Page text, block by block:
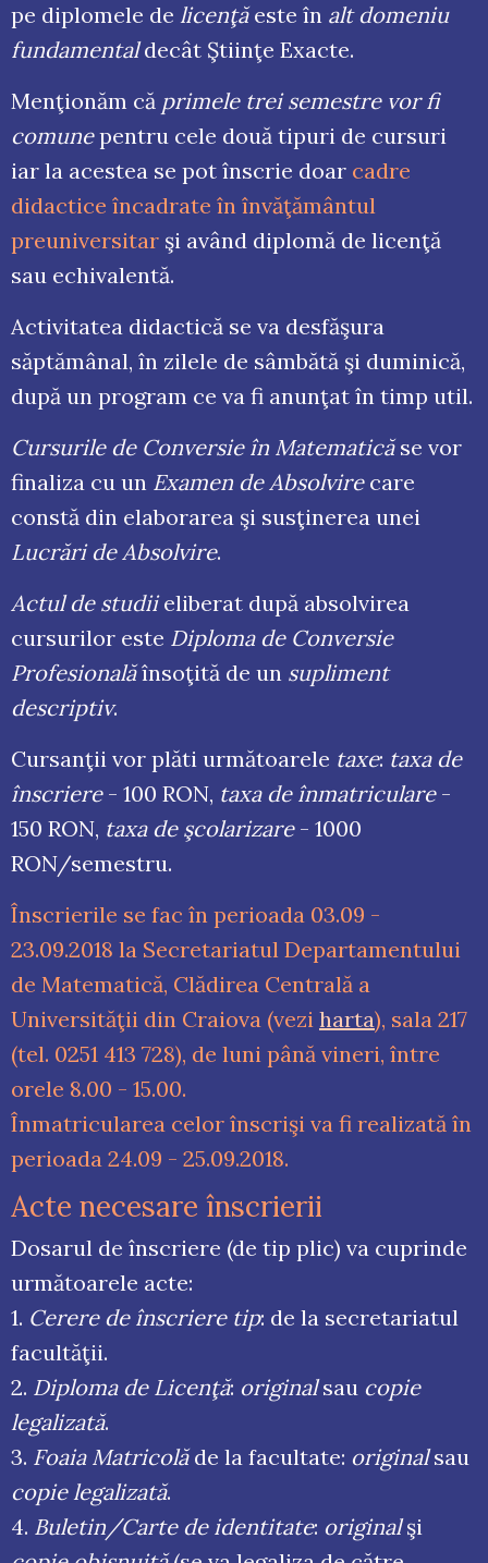
pe diplomele de licenţăeste în alt domeniu
fundamentaldecât Ştiinţe Exacte.
Menţionăm că primele trei semestre vor fi
comunepentru cele două tipuri de cursuri
iar la acestea se pot înscrie doar cadre
didactice încadrate în învăţământul
preuniversitar şi având diplomă de licenţă
sau echivalentă.
Activitatea didactică se va desfăşura
săptămânal, în zilele de sâmbătă şi duminică,
după un program ce va fi anunţat în timp util.
Cursurile de Conversie în Matematicăse vor
finaliza cu un Examen de Absolvirecare
constă din elaborarea şi susţinerea unei
Lucrări de Absolvire.
Actul de studiieliberat după absolvirea
cursurilor este Diploma de Conversie
Profesionalăînsoţită de un supliment
descriptiv.
Cursanţii vor plăti următoarele taxe: taxa de
înscriere- 100 RON, taxa de înmatriculare-
150 RON, taxa de şcolarizare- 1000
RON/semestru.
Înscrierile se fac în perioada 03.09 -
23.09.2018 la Secretariatul Departamentului
de Matematică, Clădirea Centrală a
Universităţii din Craiova (vezi harta), sala 217
(tel. 0251 413 728), de luni până vineri, între
orele 8.00 - 15.00.
Înmatricularea celor înscrişi va fi realizată în
perioada 24.09 - 25.09.2018.
Acte necesare înscrierii
Dosarul de înscriere (de tip plic) va cuprinde
următoarele acte:
1. Cerere de înscriere tip: de la secretariatul
facultăţii.
2. Diploma de Licenţă: originalsau copie
legalizată.
3. Foaia Matricolăde la facultate: originalsau
copie legalizată.
4. Buletin/Carte de identitate: originalşi